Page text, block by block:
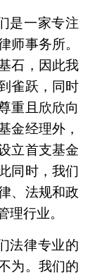
是一家专注
师事务所。
石，因此我
雀跃，同时
重且欣欣向
金经理外，
立首支基金
同时，我们
、法规和政
行业。
法律专业的
为。我们的